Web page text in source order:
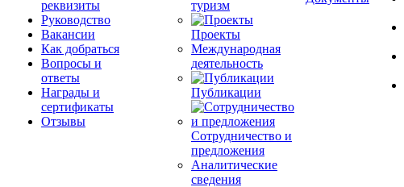
реквизиты
Руководство
Вакансии
Как добраться
Вопросы и
ответы
Награды и
сертификаты
Отзывы
туризм
Проекты
Международная
деятельность
Публикации
Сотрудничество и
предложения
Аналитические
сведения